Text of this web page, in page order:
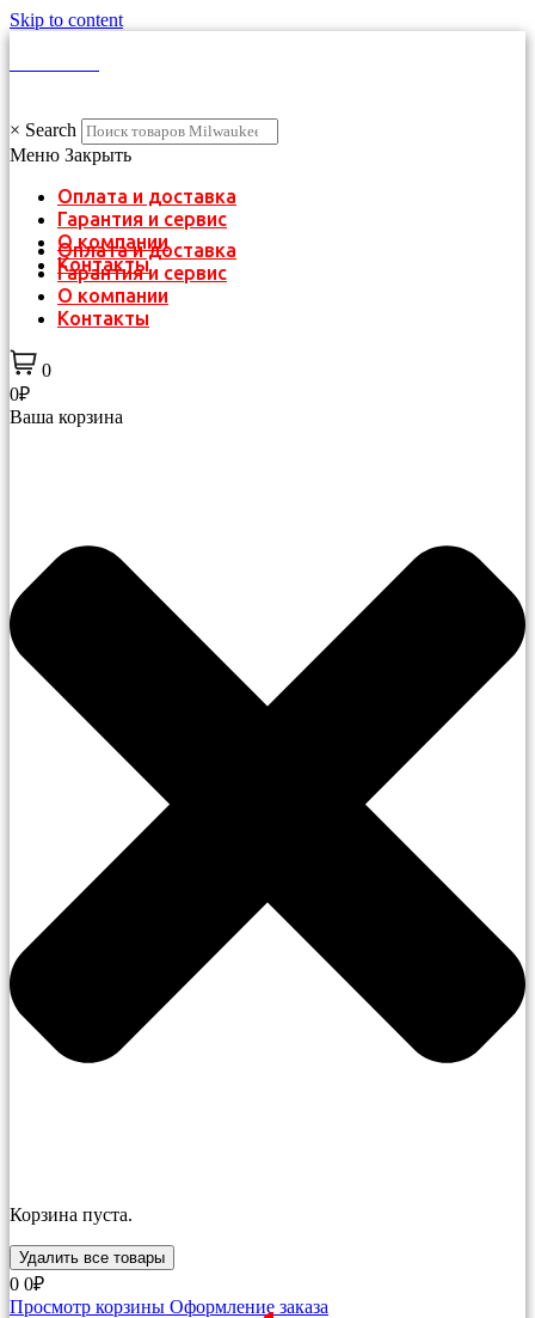
Skip to content
× Search
Меню Закрыть
Оплата и доставка
Гарантия и сервис
О компании
Контакты
Оплата и доставка
Гарантия и сервис
О компании
Контакты
0
0₽
Ваша корзина
Корзина пуста.
Удалить все товары
0 0₽
Просмотр корзины Оформление заказа